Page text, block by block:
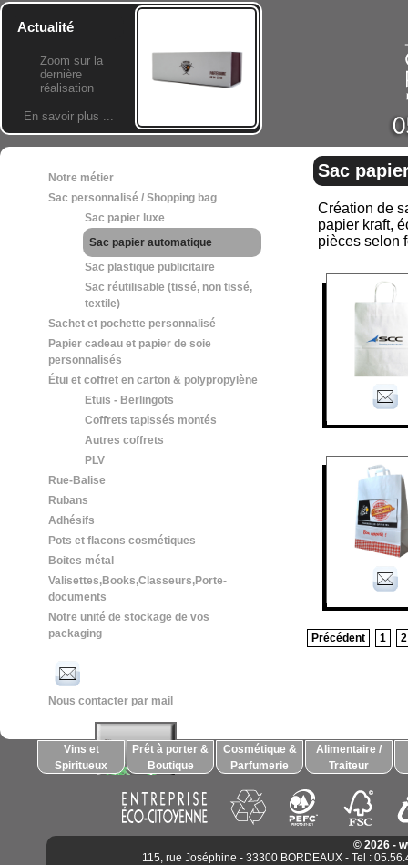
Actualité
Zoom sur la
dernière
réalisation
En savoir plus ...
Notre métier
Sac personnalisé / Shopping bag
Sac papier luxe
Sac papier automatique
Sac plastique publicitaire
Sac réutilisable (tissé, non tissé,
textile)
Sachet et pochette personnalisé
Papier cadeau et papier de soie
personnalisés
Étui et coffret en carton & polypropylène
Etuis - Berlingots
Coffrets tapissés montés
Autres coffrets
PLV
Rue-Balise
Rubans
Adhésifs
Pots et flacons cosmétiques
Boites métal
Valisettes,Books,Classeurs,Porte-
documents
Notre unité de stockage de vos
packaging
Nous contacter par mail
Sac
Création de
papier kraft,
pièces selon
Précédent 1 2
Vins et
Spiritueux
Prêt à porter &
Boutique
Cosmétique &
Parfumerie
Alimentaire /
Traiteur
© 2026 -
115, rue Joséphine - 33300 BORDEAUX - Tel :